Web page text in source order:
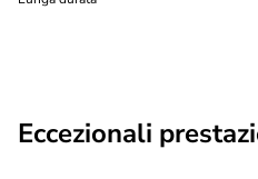
Eccezionali